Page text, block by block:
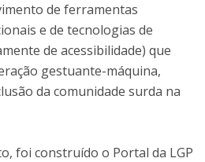
de ferramentas
e de tecnologias de
de acessibilidade) que
gestuante-máquina,
da comunidade surda na
foi construído o Portal da LGP